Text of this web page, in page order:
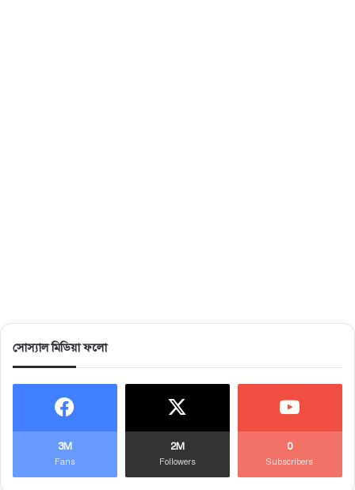
সোস্যাল মিডিয়া ফলো
3M
Fans
2M
Followers
0
Subscribers